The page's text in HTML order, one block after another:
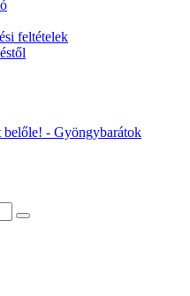
feltételek
belőle! - Gyöngybarátok